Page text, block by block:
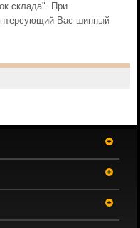
склада". При
Вас шинный